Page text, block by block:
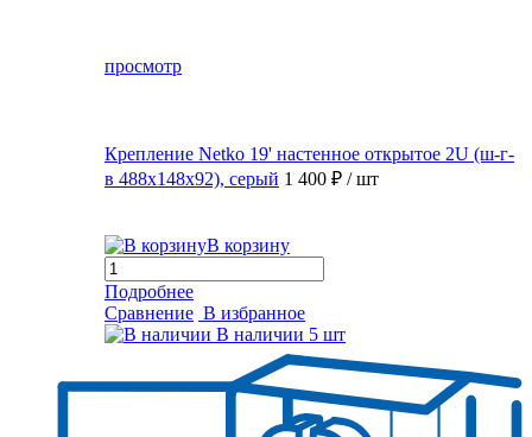
просмотр
Крепление Netko 19' настенное открытое 2U (ш-г-
в 488х148х92), серый 1 400 ₽ / шт
В корзину
Подробнее
Сравнение В избранное
В наличии 5 шт